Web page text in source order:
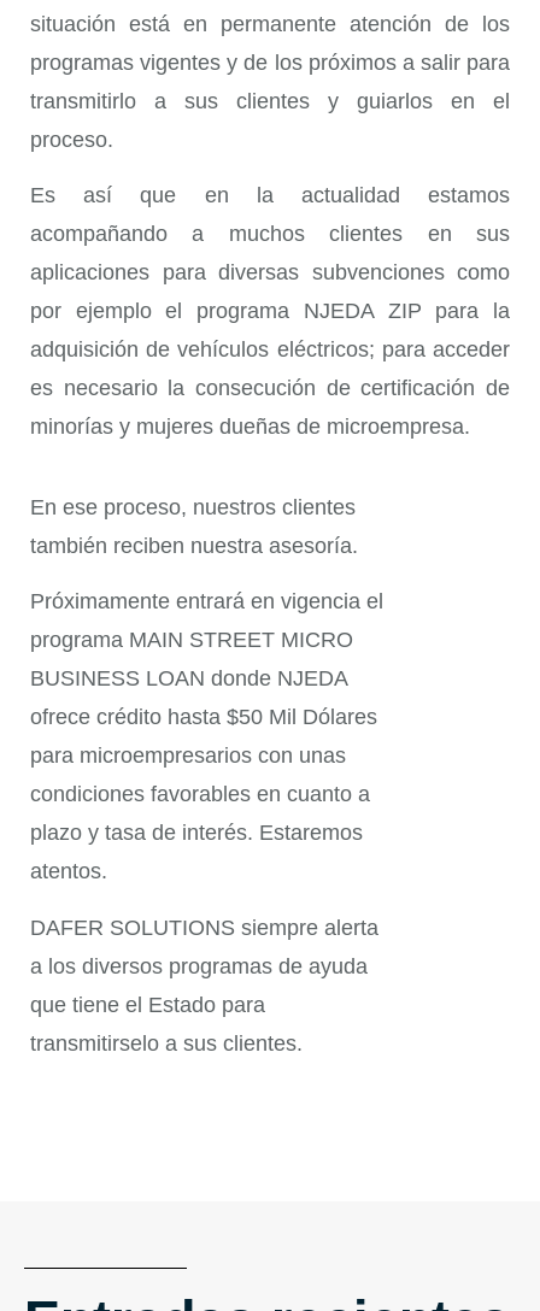
situación está en permanente atención de los
programas vigentes y de los próximos a salir para
transmitirlo a sus clientes y guiarlos en el
proceso.
Es así que en la actualidad estamos
acompañando a muchos clientes en sus
aplicaciones para diversas subvenciones como
por ejemplo el programa NJEDA ZIP para la
adquisición de vehículos eléctricos; para acceder
es necesario la consecución de certificación de
minorías y mujeres dueñas de microempresa.
En ese proceso, nuestros clientes
también reciben nuestra asesoría.
Próximamente entrará en vigencia el
programa MAIN STREET MICRO
BUSINESS LOAN donde NJEDA
ofrece crédito hasta $50 Mil Dólares
para microempresarios con unas
condiciones favorables en cuanto a
plazo y tasa de interés. Estaremos
atentos.
DAFER SOLUTIONS siempre alerta
a los diversos programas de ayuda
que tiene el Estado para
transmitirselo a sus clientes.